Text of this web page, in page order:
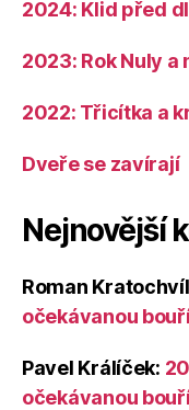
2024: Klid před
2023: Rok Nuly a
2022: Třicítka a
Dveře se zavírají
Nejnovější
Roman Kratochvíl
očekávanou
Pavel Králíček:
očekávanou